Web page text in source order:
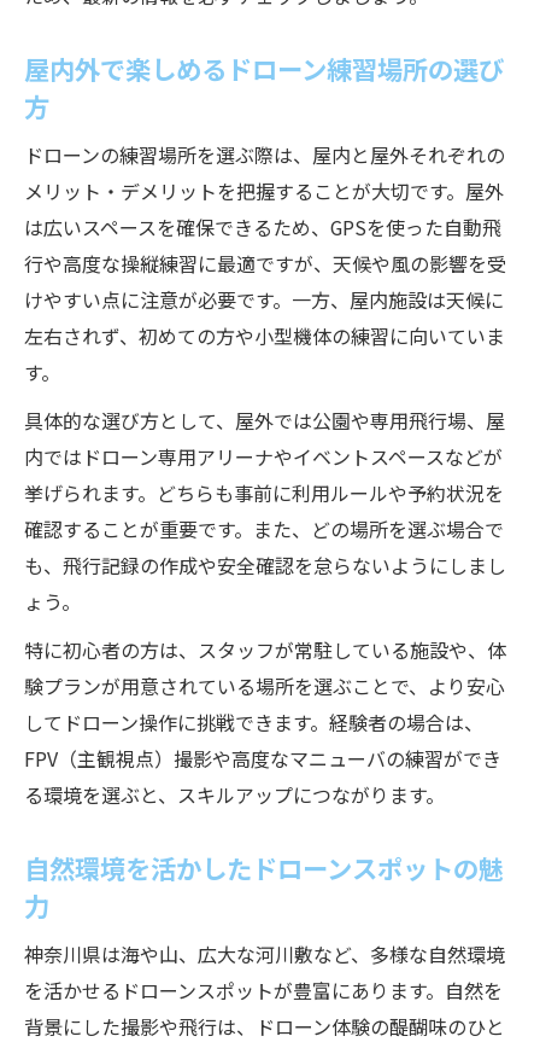
屋内外で楽しめるドローン練習場所の選び
方
ドローンの練習場所を選ぶ際は、屋内と屋外それぞれの
メリット・デメリットを把握することが大切です。屋外
は広いスペースを確保できるため、GPSを使った自動飛
行や高度な操縦練習に最適ですが、天候や風の影響を受
けやすい点に注意が必要です。一方、屋内施設は天候に
左右されず、初めての方や小型機体の練習に向いていま
す。
具体的な選び方として、屋外では公園や専用飛行場、屋
内ではドローン専用アリーナやイベントスペースなどが
挙げられます。どちらも事前に利用ルールや予約状況を
確認することが重要です。また、どの場所を選ぶ場合で
も、飛行記録の作成や安全確認を怠らないようにしまし
ょう。
特に初心者の方は、スタッフが常駐している施設や、体
験プランが用意されている場所を選ぶことで、より安心
してドローン操作に挑戦できます。経験者の場合は、
FPV（主観視点）撮影や高度なマニューバの練習ができ
る環境を選ぶと、スキルアップにつながります。
自然環境を活かしたドローンスポットの魅
力
神奈川県は海や山、広大な河川敷など、多様な自然環境
を活かせるドローンスポットが豊富にあります。自然を
背景にした撮影や飛行は、ドローン体験の醍醐味のひと